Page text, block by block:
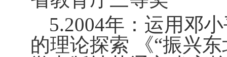
5.2004年：运用邓
的理论探索 《“振兴